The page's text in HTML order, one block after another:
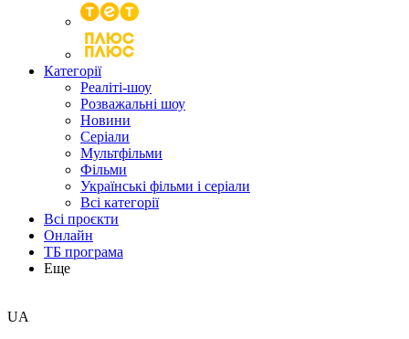
Категорії
Реаліті-шоу
Розважальні шоу
Новини
Серіали
Мультфільми
Фільми
Українські фільми і серіали
Всі категорії
Всі проєкти
Онлайн
ТБ програма
Еще
UA